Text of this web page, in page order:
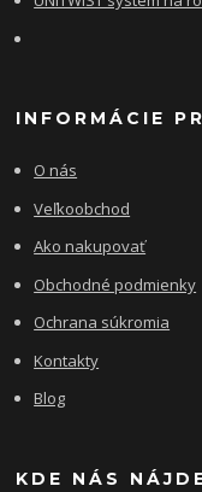
INFORMÁCIE
O nás
Veľkoobchod
Ako nakupovať
Obchodné podmienky
Ochrana súkromia
Kontakty
Blog
KDE NÁS